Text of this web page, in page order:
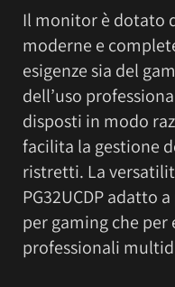
Il monitor è dotato
moderne e
esigenze sia del
dell’uso
disposti in modo
facilita la gestione
ristretti. La
PG32UCDP adatto a
per gaming che
professionali